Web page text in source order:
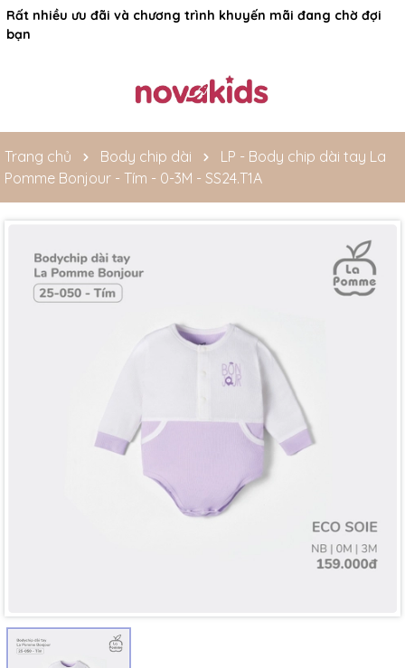
Rất nhiều ưu đãi và chương trình khuyến mãi đang chờ đợi
bạn
Trang chủ Body chip dài
LP - Body chip dài tay La
Pomme Bonjour - Tím - 0-3M - SS24.T1A
Ngày hết hạn:
Điều kiện: